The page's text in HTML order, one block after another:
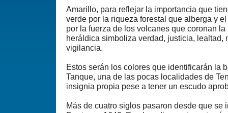
Amarillo, para reflejar la importancia que
verde por la riqueza forestal que alberga y
por la fuerza de los volcanes que coronan
heráldica simboliza verdad, justicia, lealtad,
vigilancia.
Estos serán los colores que identificarán la
Tanque, una de las pocas localidades de
insignia propia pese a tener un escudo
Más de cuatro siglos pasaron desde que se